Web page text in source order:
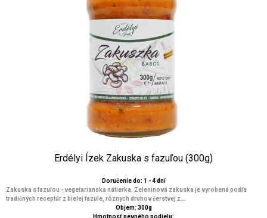
Erdélyi Ízek Zakuska s fazuľou (300g)
Doručenie do: 1 - 4 dní
Zakuska s fazuľou - vegetarianska nátierka. Zeleninová zakuska je vyrobená podľa
tradičných receptúr z bielej fazule, rôznych druhov čerstvej z...
Objem: 300g
Hmotnosť pevného podielu: